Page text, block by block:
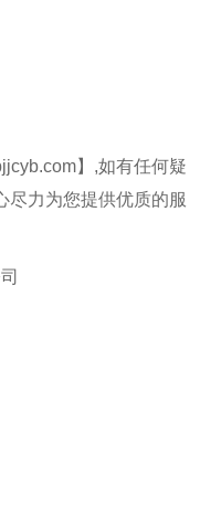
】,如有任何疑
尽力为您提供优质的服